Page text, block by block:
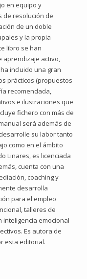
en equipo y
de resolución de
de un doble
y la propia
libro se han
aprendizaje activo,
incluido una gran
prácticos (propuestos
recomendada,
e ilustraciones que
fichero con más de
será además de
su labor tanto
como en el ámbito
Linares, es licenciada
cuenta con una
coaching y
desarrolla
para el empleo
talleres de
emocional
Es autora de
esta editorial.